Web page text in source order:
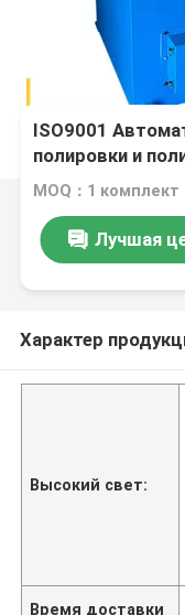
ISO9001
полировки и
проволоки
MOQ：1 комплект
Лучшая
Характер
Высокий свет:
Время доставки